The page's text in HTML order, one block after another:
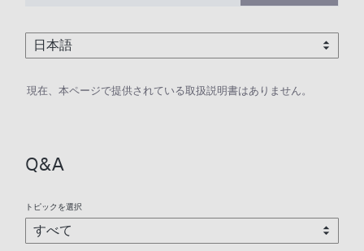
現在、本ページで提供されている取扱説明書はありません。
Q&A
トピックを選択